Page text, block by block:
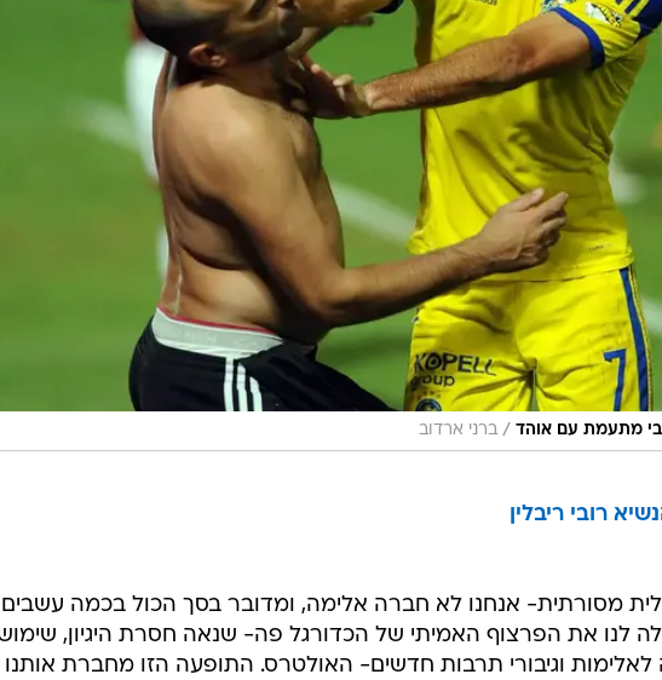
מתעמת עם אוהד / ברני ארדוב
רובי ריבלין
מסורתית- אנחנו לא חברה אלימה, ומדובר בסך הכול בכמה עשבים
לנו את הפרצוף האמיתי של הכדורגל פה- שנאה חסרת היגיון,
וגיבורי תרבות חדשים- האולטרס. התופעה הזו מחברת אותנו